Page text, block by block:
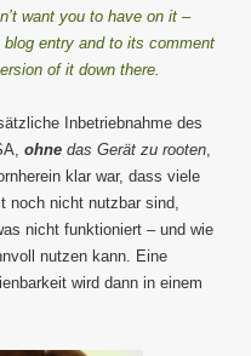
want you to have on it –
entry and to its comment
of it down there.
Inbetriebnahme des
ohne das Gerät zu rooten,
klar war, dass viele
noch nicht nutzbar sind,
nicht funktioniert – und wie
nutzen kann. Eine
wird dann in einem